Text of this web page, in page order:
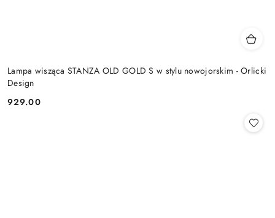
Lampa wisząca STANZA OLD GOLD S w stylu nowojorskim - Orlicki
Design
Cena:
929.00